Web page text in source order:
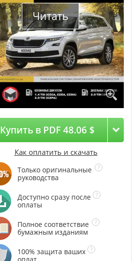
Читать
Купить в PDF 48.06 $
Как оплатить и скачать
Только оригинальные
руководства
Доступно сразу после
оплаты
Полное соответствие
бумажным изданиям
100% защита ваших